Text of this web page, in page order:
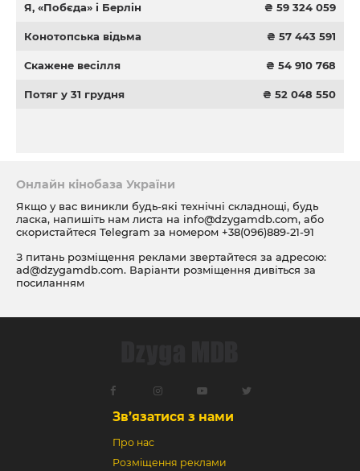
Я, «Побєда» і Берлін ₴ 59 324 059
Конотопська відьма ₴ 57 443 591
Скажене весілля ₴ 54 910 768
Потяг у 31 грудня ₴ 52 048 550
Онлайн кінобаза України
Якщо у вас виникли будь-які технічні складнощі, будь
ласка, напишіть нам листа на info@dzygamdb.com, або
скористайтеся Telegram за номером +38(096)889-21-91
З питань розміщення реклами звертайтеся за адресою:
ad@dzygamdb.com. Варіанти розміщення дивіться за
посиланням
Зв’язатися з нами
Про нас
Розміщення реклами